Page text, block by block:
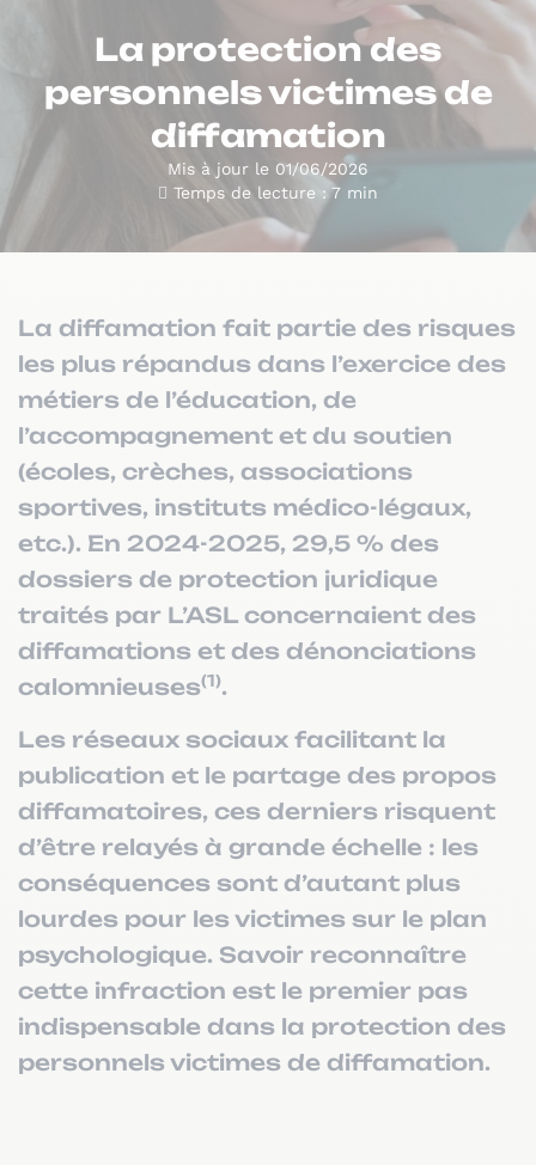
La protection des
personnels victimes de
diffamation
Mis à jour le 01/06/2026
Temps de lecture : 7 min
La diffamation fait partie des risques
les plus répandus dans l’exercice des
métiers de l’éducation, de
l’accompagnement et du soutien
(écoles, crèches, associations
sportives, instituts médico-légaux,
etc.). En 2024-2025, 29,5 % des
dossiers de protection juridique
traités par L’ASL concernaient des
diffamations et des dénonciations
calomnieuses(1).
Les réseaux sociaux facilitant la
publication et le partage des propos
diffamatoires, ces derniers risquent
d’être relayés à grande échelle : les
conséquences sont d’autant plus
lourdes pour les victimes sur le plan
psychologique. Savoir reconnaître
cette infraction est le premier pas
indispensable dans la protection des
personnels victimes de diffamation.